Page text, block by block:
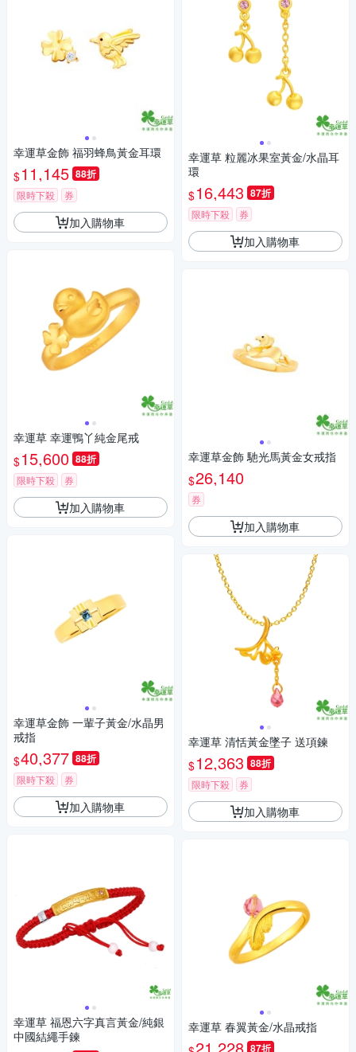
幸運草金飾 福羽蜂鳥黃金耳環
$11,145 88折
限時下殺 券
加入購物車
幸運草 幸運鴨丫純金尾戒
$15,600 88折
限時下殺 券
加入購物車
幸運草金飾 一輩子黃金/水晶男
戒指
$40,377 88折
限時下殺 券
加入購物車
幸運草 福恩六字真言黃金/純銀
中國結繩手鍊
幸運草 粒麗冰果室黃金/水晶耳
環
$16,443 87折
限時下殺 券
加入購物車
幸運草金飾 馳光馬黃金女戒指
$26,140
券
加入購物車
幸運草 清恬黃金墜子 送項鍊
$12,363 88折
限時下殺 券
加入購物車
幸運草 春翼黃金/水晶戒指
87折